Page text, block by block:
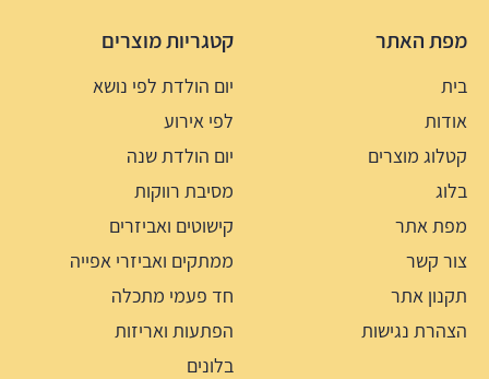
מפת האתר
בית
אודות
קטלוג מוצרים
בלוג
מפת אתר
צור קשר
תקנון אתר
הצהרת נגישות
קטגריות מוצרים
יום הולדת לפי נושא
לפי אירוע
יום הולדת שנה
מסיבת רווקות
קישוטים ואביזרים
ממתקים ואביזרי אפייה
חד פעמי מתכלה
הפתעות ואריזות
בלונים